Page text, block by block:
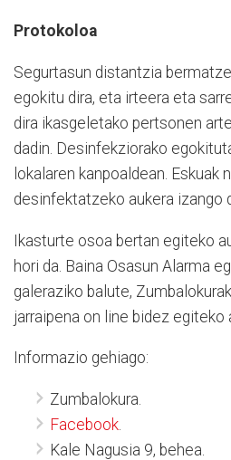
Protokoloa
Segurtasun distantzia
egokitu dira, eta irteera eta
dira ikasgeletako pertsonen
dadin. Desinfekziorako
lokalaren kanpoaldean. Eskuak
desinfektatzeko aukera izango
Ikasturte osoa bertan egiteko
hori da. Baina Osasun Alarma
galeraziko balute,
jarraipena on line bidez egiteko
Informazio gehiago:
Zumbalokura.
Facebook
Kale Nagusia 9, behea.